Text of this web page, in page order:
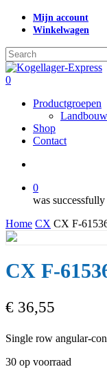
Skip
content
Mijn account
Winkelwagen
Close
Search
search
0
Productgroepen
Shop
Contact
0
was
Home CX CX F-
CX F-
€ 36,55
Single row angular-
30 op voorraad